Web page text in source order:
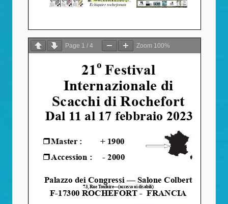
Page 1 / 4 Zoom 100%